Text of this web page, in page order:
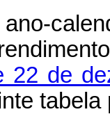
22 de
tabela